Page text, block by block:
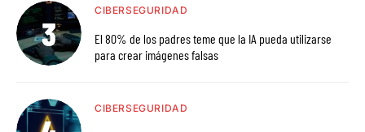
CIBERSEGURIDAD
El 80% de los padres teme que la IA pueda utilizarse
para crear imágenes falsas
CIBERSEGURIDAD